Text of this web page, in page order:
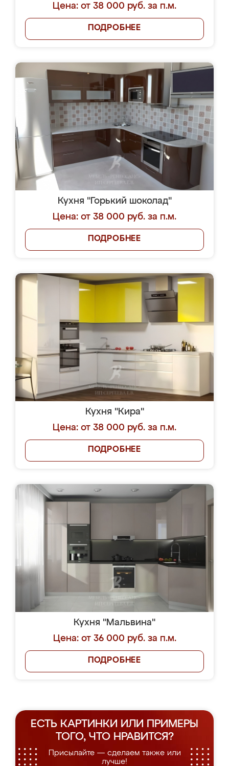
Цена: от 38 000 руб. за п.м.
ПОДРОБНЕЕ
Кухня "Горький шоколад"
Цена: от 38 000 руб. за п.м.
ПОДРОБНЕЕ
Кухня "Кира"
Цена: от 38 000 руб. за п.м.
ПОДРОБНЕЕ
Кухня "Мальвина"
Цена: от 36 000 руб. за п.м.
ПОДРОБНЕЕ
ЕСТЬ КАРТИНКИ ИЛИ ПРИМЕРЫ
ТОГО, ЧТО НРАВИТСЯ?
Присылайте — сделаем также или
лучше!